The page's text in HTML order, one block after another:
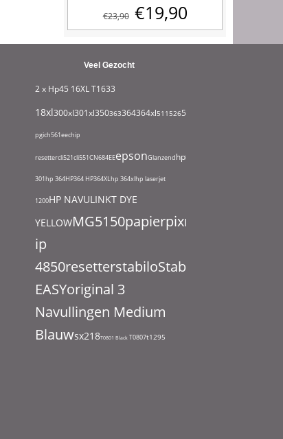
€23,90 €19,90
Veel Gezocht
2 x Hp45 16XL T1633
18xl300xl301xl350363364364xl511526550
pgich561eechip
resettercli521cli551CN684EEepsonGlanzendhphp
301hp 364HP364 HP364XLhp 364xlhp laserjet
1200HP NAVULINKT DYE
YELLOWMG5150papierpixma
ip
4850resetterstabiloStabilo
EASYoriginal 3
Navullingen Medium
Blauwsx218T0801 Black T0807t1295